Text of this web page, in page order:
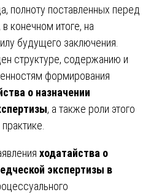
полноту поставленных перед
конечном итоге, на
будущего заключения.
структуре, содержанию и
формирования
о назначении
, а также роли этого
ходатайства о
экспертизы в